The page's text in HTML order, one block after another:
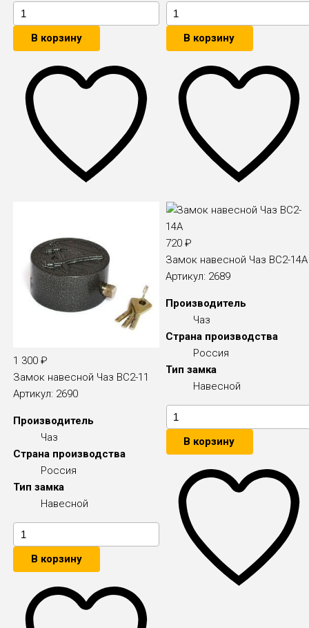
В корзину В корзину
1 300₽
Замок навесной Чаз ВС2-11
Артикул: 2690
Производитель
Чаз
Страна производства
Россия
Тип замка
Навесной
В корзину
720₽
Замок навесной Чаз ВС2-14А
Артикул: 2689
Производитель
Чаз
Страна производства
Россия
Тип замка
Навесной
В корзину